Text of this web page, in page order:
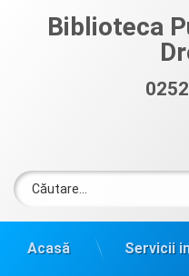
Biblioteca
Acasă Servicii